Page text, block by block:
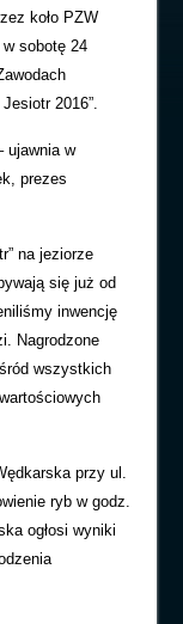
koło PZW
w sobotę 24
2016”.
ujawnia w
prezes
na jeziorze
się już od
inwencję
Nagrodzone
wszystkich
przy ul.
ryb w godz.
ogłosi wyniki